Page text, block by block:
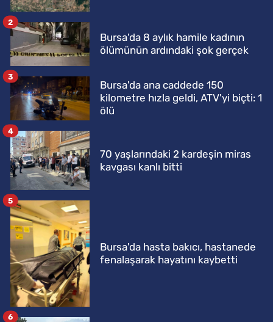
Bursa'da 8 aylık hamile kadının
ölümünün ardındaki şok gerçek
2
Bursa'da ana caddede 150
kilometre hızla geldi, ATV'yi biçti: 1
ölü
3
70 yaşlarındaki 2 kardeşin miras
kavgası kanlı bitti
4
Bursa'da hasta bakıcı, hastanede
fenalaşarak hayatını kaybetti
5
6